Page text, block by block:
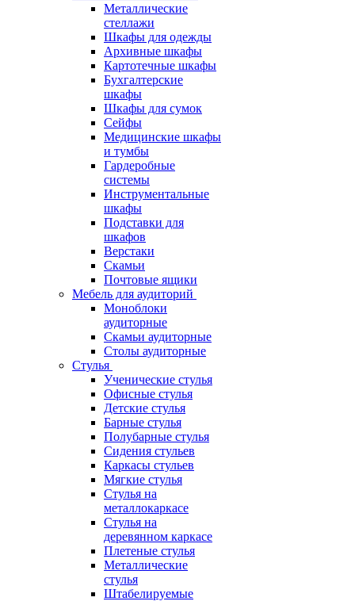
Металлические
стеллажи
Шкафы для одежды
Архивные шкафы
Картотечные шкафы
Бухгалтерские
шкафы
Шкафы для сумок
Сейфы
Медицинские шкафы
и тумбы
Гардеробные
системы
Инструментальные
шкафы
Подставки для
шкафов
Верстаки
Скамьи
Почтовые ящики
Мебель для аудиторий
Моноблоки
аудиторные
Скамьи аудиторные
Столы аудиторные
Стулья
Ученические стулья
Офисные стулья
Детские стулья
Барные стулья
Полубарные стулья
Сидения стульев
Каркасы стульев
Мягкие стулья
Стулья на
металлокаркасе
Стулья на
деревянном каркасе
Плетеные стулья
Металлические
стулья
Штабелируемые